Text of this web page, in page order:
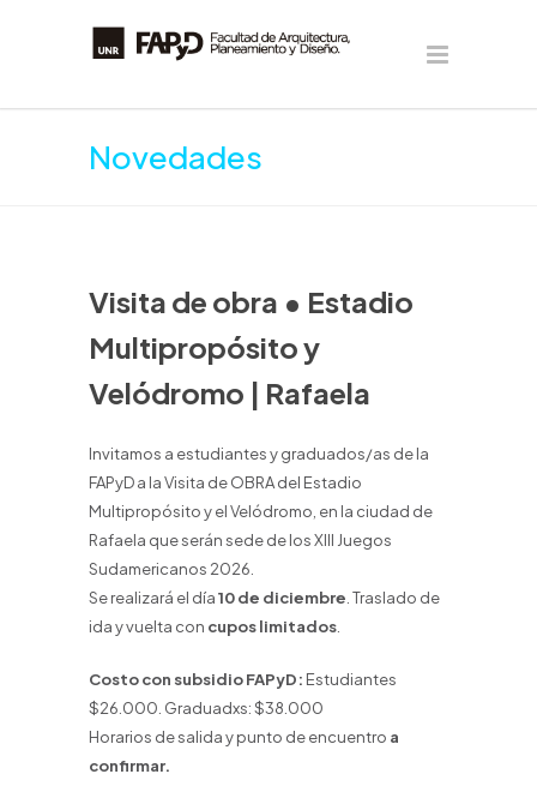
Novedades
Visita de obra • Estadio
Multipropósito y
Velódromo | Rafaela
Invitamos a estudiantes y graduados/as de la
FAPyD a la Visita de OBRA del Estadio
Multipropósito y el Velódromo, en la ciudad de
Rafaela que serán sede de los XIII Juegos
Sudamericanos 2026.
Se realizará el día10 de diciembre . Traslado de
ida y vuelta con cupos limitados
Costo con subsidio FAPyD: Estudiantes
$26.000. Graduadxs: $38.000
Horarios de salida y punto de encuentro a
confirmar.